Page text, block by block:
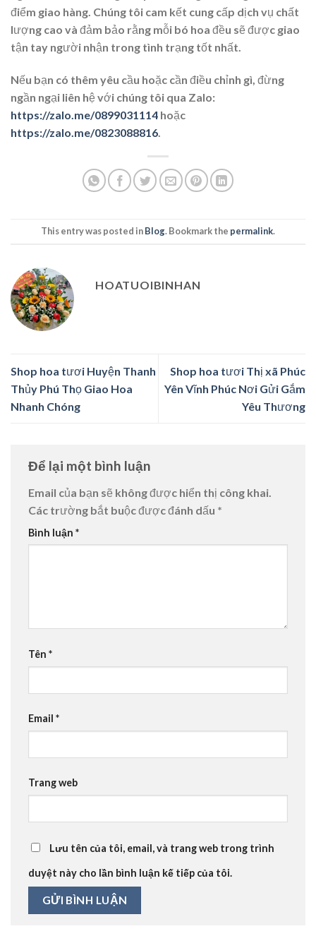
điểm giao hàng. Chúng tôi cam kết cung cấp dịch vụ chất
lượng cao và đảm bảo rằng mỗi bó hoa đều sẽ được giao
tận tay người nhận trong tình trạng tốt nhất.
Nếu bạn có thêm yêu cầu hoặc cần điều chỉnh gì, đừng
ngần ngại liên hệ với chúng tôi qua Zalo:
https://zalo.me/0899031114 hoặc
https://zalo.me/0823088816
This entry was posted inBlog. Bookmark the permalink.
HOATUOIBINHAN
Shop hoa tươi Huyện Thanh
Thủy Phú Thọ Giao Hoa
Nhanh Chóng
Shop hoa tươi Thị xã Phúc
Yên Vĩnh Phúc Nơi Gửi Gắm
Yêu Thương
Để lại một bình luận
Email của bạn sẽ không được hiển thị công khai.
Các trường bắt buộc được đánh dấu *
Bình luận *
Tên *
Email *
Trang web
Lưu tên của tôi, email, và trang web trong trình
duyệt này cho lần bình luận kế tiếp của tôi.